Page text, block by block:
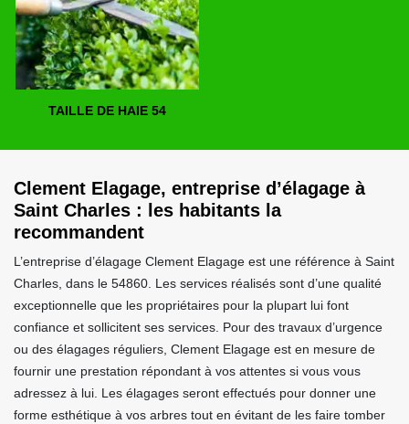
TAILLE DE HAIE 54
Clement Elagage, entreprise d’élagage à
Saint Charles : les habitants la
recommandent
L’entreprise d’élagage Clement Elagage est une référence à Saint
Charles, dans le 54860. Les services réalisés sont d’une qualité
exceptionnelle que les propriétaires pour la plupart lui font
confiance et sollicitent ses services. Pour des travaux d’urgence
ou des élagages réguliers, Clement Elagage est en mesure de
fournir une prestation répondant à vos attentes si vous vous
adressez à lui. Les élagages seront effectués pour donner une
forme esthétique à vos arbres tout en évitant de les faire tomber